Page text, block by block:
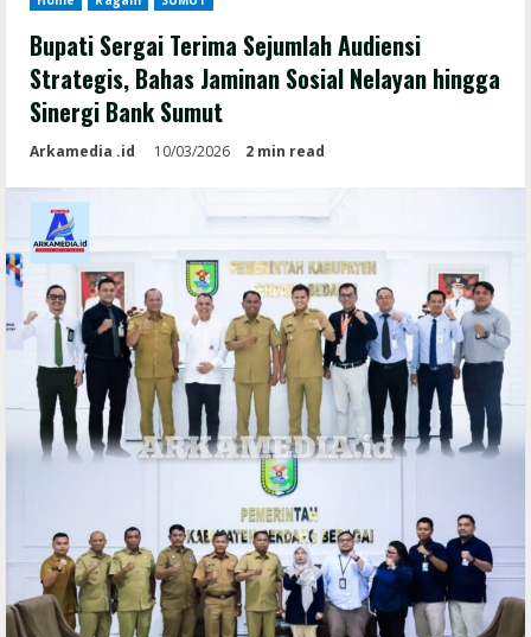
Bupati Sergai Terima Sejumlah Audiensi
Strategis, Bahas Jaminan Sosial Nelayan hingga
Sinergi Bank Sumut
Arkamedia .id 10/03/2026 2 min read